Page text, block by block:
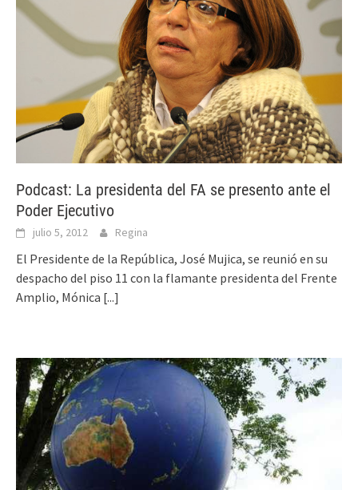
Podcast: La presidenta del FA se presento ante el
Poder Ejecutivo
julio 5, 2012 Regina
El Presidente de la República, José Mujica, se reunió en su
despacho del piso 11 con la flamante presidenta del Frente
Amplio, Mónica [...]